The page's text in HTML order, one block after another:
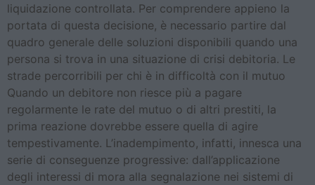
liquidazione controllata. Per comprendere appieno la
portata di questa decisione, è necessario partire dal
quadro generale delle soluzioni disponibili quando una
persona si trova in una situazione di crisi debitoria. Le
strade percorribili per chi è in difficoltà con il mutuo
Quando un debitore non riesce più a pagare
regolarmente le rate del mutuo o di altri prestiti, la
prima reazione dovrebbe essere quella di agire
tempestivamente. L’inadempimento, infatti, innesca una
serie di conseguenze progressive: dall’applicazione
degli interessi di mora alla segnalazione nei sistemi di